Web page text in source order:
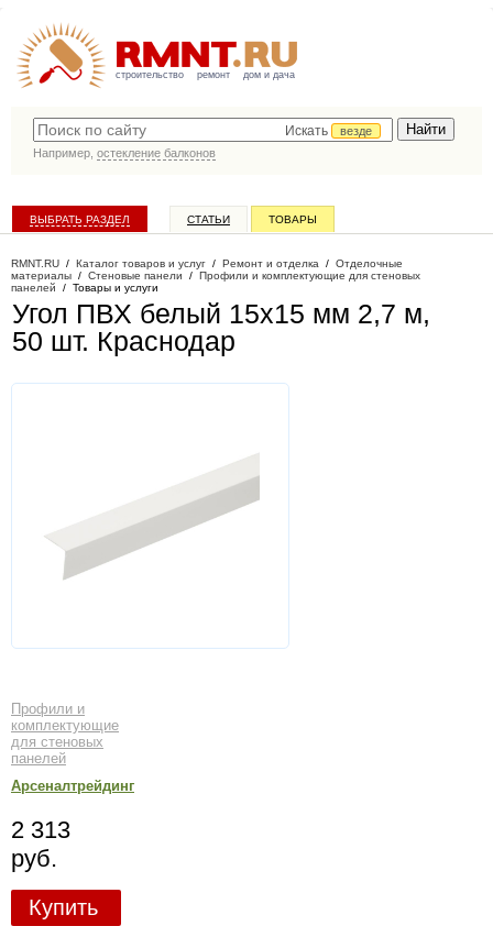
строительство ремонт дом и дача
Искать
везде
Например, остекление балконов
ВЫБРАТЬ РАЗДЕЛ СТАТЬИ ТОВАРЫ
RMNT.RU / Каталог товаров и услуг / Ремонт и отделка / Отделочные
материалы / Стеновые панели / Профили и комплектующие для стеновых
панелей / Товары и услуги
Угол ПВХ белый 15х15 мм 2,7 м,
50 шт. Краснодар
Профили и
комплектующие
для стеновых
панелей
Арсеналтрейдинг
2 313
руб.
Купить